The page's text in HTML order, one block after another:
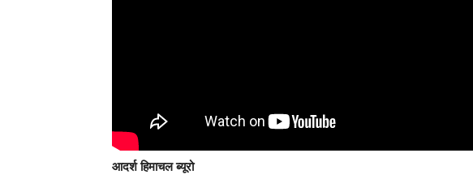
आदर्श हिमाचल ब्यूरो